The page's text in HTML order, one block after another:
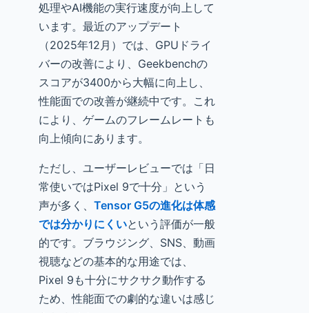
処理やAI機能の実行速度が向上して
います。最近のアップデート
（2025年12月）では、GPUドライ
バーの改善により、Geekbenchの
スコアが3400から大幅に向上し、
性能面での改善が継続中です。これ
により、ゲームのフレームレートも
向上傾向にあります。
ただし、ユーザーレビューでは「日
常使いではPixel 9で十分」という
声が多く、 Tensor G5の進化は体感
では分かりにくいという評価が一般
的です。ブラウジング、SNS、動画
視聴などの基本的な用途では、
Pixel 9も十分にサクサク動作する
ため、性能面での劇的な違いは感じ